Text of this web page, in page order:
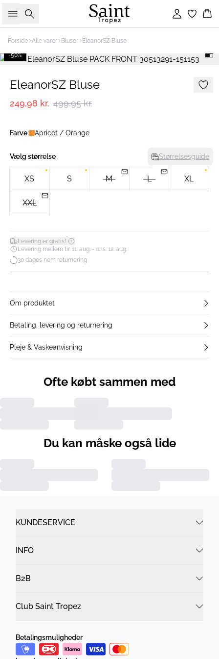
Søg Log ind
Forside Alle varer Bluser EleanorSZ Bluse
-50%
EleanorSZ Bluse
249,98 kr. 499,95 kr.
Farve: Apricot / Orange
Vælg størrelse Størrelsesguide
XS S M L XL
XXL
Levering er gratis!*
Levering mellem tir. 11. aug. - ons. 12. aug.
30 dages nem returnering
Om produktet
Betaling, levering og returnering
Pleje & Vaskeanvisning
Ofte købt sammen med
Du kan måske også lide
KUNDESERVICE
INFO
B2B
Club Saint Tropez
Betalingsmuligheder